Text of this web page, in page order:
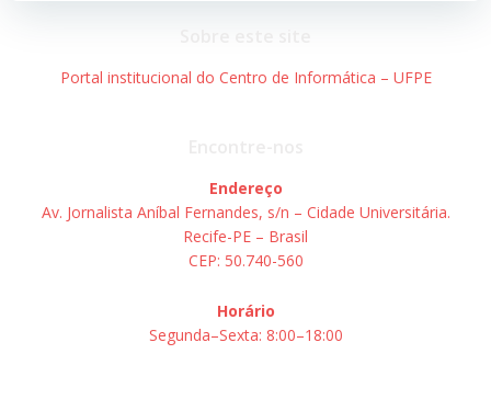
Post
Post
Portal institucional do Centro de Informática – UFPE
Endereço
Av. Jornalista Aníbal Fernandes, s/n – Cidade Universitária.
Recife-PE – Brasil
CEP: 50.740-560
Horário
Segunda–Sexta: 8:00–18:00